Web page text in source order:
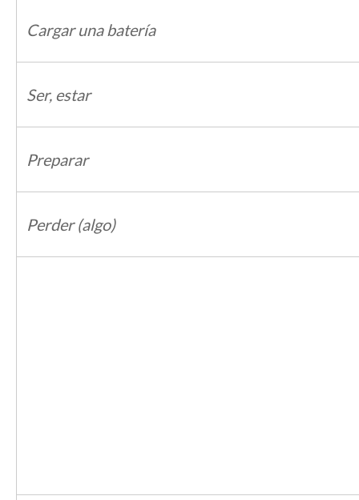
Cargar una batería
Ser, estar
Preparar
Perder (algo)